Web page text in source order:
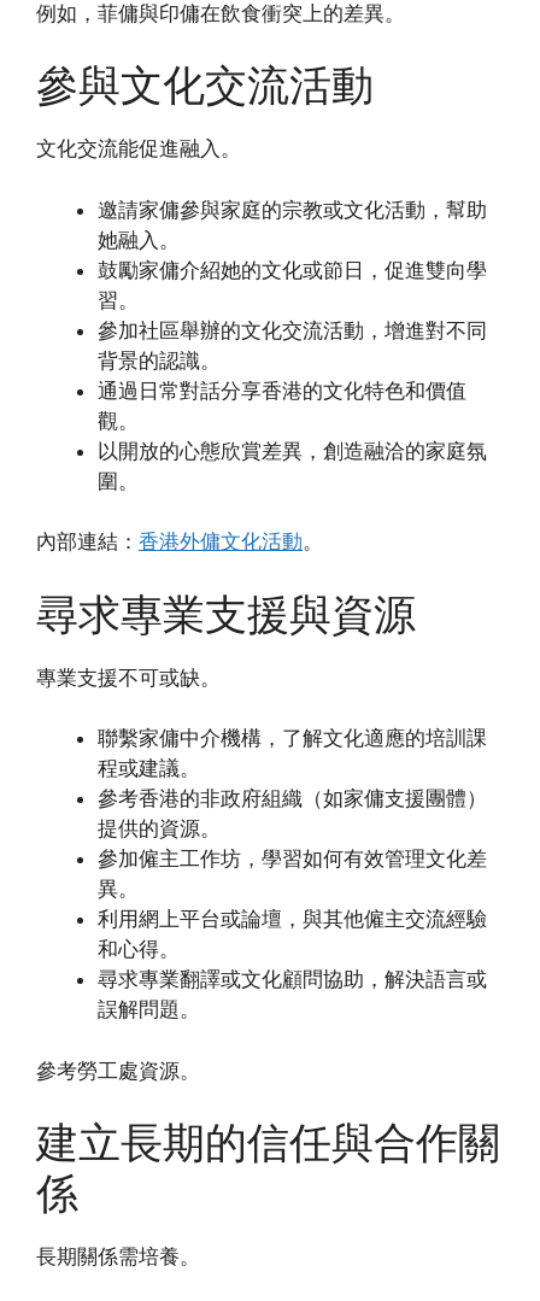
例如，菲傭與印傭在飲食衝突上的差異。
參與文化交流活動
文化交流能促進融入。
邀請家傭參與家庭的宗教或文化活動，幫助
她融入。
鼓勵家傭介紹她的文化或節日，促進雙向學
習。
參加社區舉辦的文化交流活動，增進對不同
背景的認識。
通過日常對話分享香港的文化特色和價值
觀。
以開放的心態欣賞差異，創造融洽的家庭氛
圍。
內部連結： 香港外傭文化活動。
尋求專業支援與資源
專業支援不可或缺。
聯繫家傭中介機構，了解文化適應的培訓課
程或建議。
參考香港的非政府組織（如家傭支援團體）
提供的資源。
參加僱主工作坊，學習如何有效管理文化差
異。
利用網上平台或論壇，與其他僱主交流經驗
和心得。
尋求專業翻譯或文化顧問協助，解決語言或
誤解問題。
參考勞工處資源。
建立長期的信任與合作關
係
長期關係需培養。